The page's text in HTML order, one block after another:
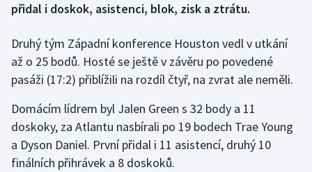
Florbal
Futsal
Golf
Gymnastika
přidal i doskok, asistenci, blok, zisk a ztrátu.
Druhý tým Západní konference Houston vedl v utkání
až o 25 bodů. Hosté se ještě v závěru po povedené
pasáži (17:2) přiblížili na rozdíl čtyř, na zvrat ale neměli.
Domácím lídrem byl Jalen Green s 32 body a 11
doskoky, za Atlantu nasbírali po 19 bodech Trae Young
a Dyson Daniel. První přidal i 11 asistencí, druhý 10
finálních přihrávek a 8 doskoků.